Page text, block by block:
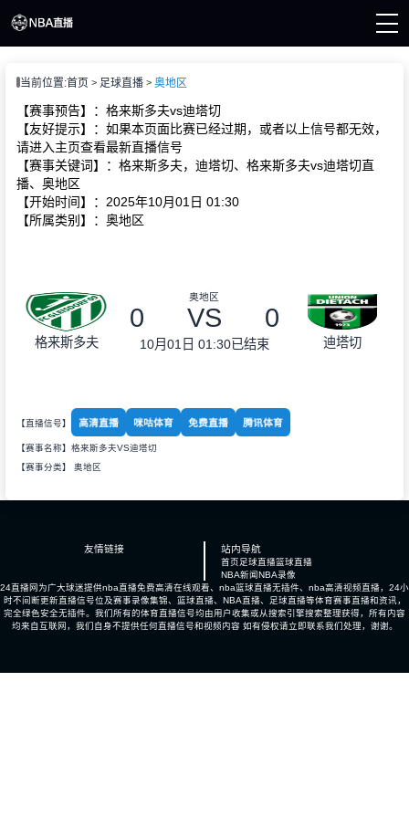
播
闻
当前位置:首页 足球直播 奥地区
【赛事预告】：格来斯多夫vs迪塔切
【友好提示】：如果本页面比赛已经过期，或者以上信号都无效，
请进入主页查看最新直播信号
【赛事关键词】：格来斯多夫，迪塔切、格来斯多夫vs迪塔切直
播、奥地区
【开始时间】：2025年10月01日 01:30
【所属类别】：奥地区
格来斯多夫
奥地区
0 VS 0
10月01日 01:30已结束 迪塔切
【直播信号】 高清直播 咪咕体育 免费直播 腾讯体育
【赛事名称】格来斯多夫VS迪塔切
【赛事分类】 奥地区
友情链接 站内导航
首页足球直播篮球直播
NBA新闻NBA录像
24直播网为广大球迷提供nba直播免费高清在线观看、nba篮球直播无插件、nba高清视频直播，24小
时不间断更新直播信号位及赛事录像集锦、篮球直播、NBA直播、足球直播等体育赛事直播和资讯，
完全绿色安全无插件。我们所有的体育直播信号均由用户收集或从搜索引擎搜索整理获得，所有内容
均来自互联网，我们自身不提供任何直播信号和视频内容 如有侵权请立即联系我们处理，谢谢。